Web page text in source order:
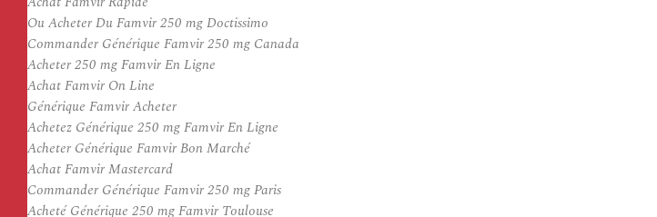
Ou Acheter Du Famvir 250 mg Doctissimo
Commander Générique Famvir 250 mg Canada
Acheter 250 mg Famvir En Ligne
Achat Famvir On Line
Générique Famvir Acheter
Achetez Générique 250 mg Famvir En Ligne
Acheter Générique Famvir Bon Marché
Achat Famvir Mastercard
Commander Générique Famvir 250 mg Paris
Acheté Générique 250 mg Famvir Toulouse